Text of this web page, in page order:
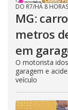
DO R7/HÁ 8 HORAS
MG:
metros
em
O motorista
garagem e
veículo